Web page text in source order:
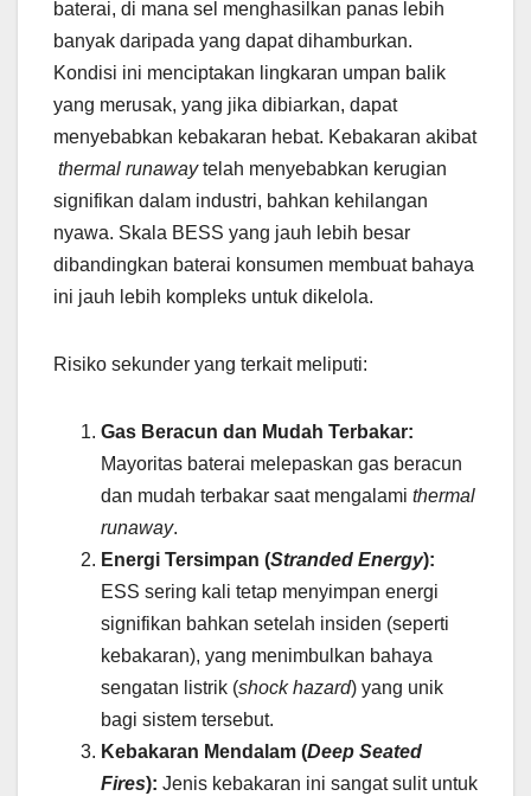
baterai, di mana sel menghasilkan panas lebih
banyak daripada yang dapat dihamburkan.
Kondisi ini menciptakan lingkaran umpan balik
yang merusak, yang jika dibiarkan, dapat
menyebabkan kebakaran hebat. Kebakaran akibat
thermal runawaytelah menyebabkan kerugian
signifikan dalam industri, bahkan kehilangan
nyawa. Skala BESS yang jauh lebih besar
dibandingkan baterai konsumen membuat bahaya
ini jauh lebih kompleks untuk dikelola.
Risiko sekunder yang terkait meliputi:
Gas Beracun dan Mudah Terbakar:
Mayoritas baterai melepaskan gas beracun
dan mudah terbakar saat mengalami thermal
runaway.
Energi Tersimpan (Stranded Energy):
ESS sering kali tetap menyimpan energi
signifikan bahkan setelah insiden (seperti
kebakaran), yang menimbulkan bahaya
sengatan listrik (shock hazard) yang unik
bagi sistem tersebut.
Kebakaran Mendalam (Deep Seated
Fires): Jenis kebakaran ini sangat sulit untuk